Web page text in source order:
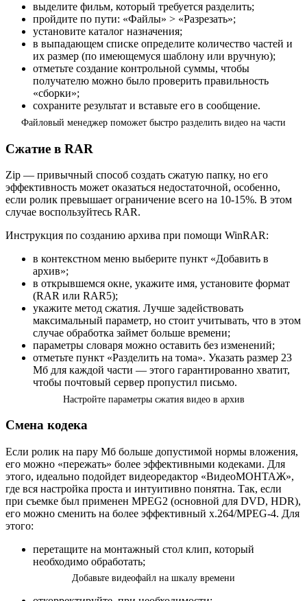
выделите фильм, который требуется разделить;
пройдите по пути: «Файлы» > «Разрезать»;
установите каталог назначения;
в выпадающем списке определите количество частей и
их размер (по имеющемуся шаблону или вручную);
отметьте создание контрольной суммы, чтобы
получателю можно было проверить правильность
«сборки»;
сохраните результат и вставьте его в сообщение.
Файловый менеджер поможет быстро разделить видео на части
Сжатие в RAR
Zip — привычный способ создать сжатую папку, но его
эффективность может оказаться недостаточной, особенно,
если ролик превышает ограничение всего на 10-15%. В этом
случае воспользуйтесь RAR.
Инструкция по созданию архива при помощи WinRAR:
в контекстном меню выберите пункт «Добавить в
архив»;
в открывшемся окне, укажите имя, установите формат
(RAR или RAR5);
укажите метод сжатия. Лучше задействовать
максимальный параметр, но стоит учитывать, что в этом
случае обработка займет больше времени;
параметры словаря можно оставить без изменений;
отметьте пункт «Разделить на тома». Указать размер 23
Мб для каждой части — этого гарантированно хватит,
чтобы почтовый сервер пропустил письмо.
Настройте параметры сжатия видео в архив
Смена кодека
Если ролик на пару Мб больше допустимой нормы вложения,
его можно «пережать» более эффективными кодеками. Для
этого, идеально подойдет видеоредактор «ВидеоМОНТАЖ»,
где вся настройка проста и интуитивно понятна. Так, если
при съемке был применен MPEG2 (основной для DVD, HDR),
его можно сменить на более эффективный x.264/MPEG-4. Для
этого:
перетащите на монтажный стол клип, который
необходимо обработать;
Добавьте видеофайл на шкалу времени